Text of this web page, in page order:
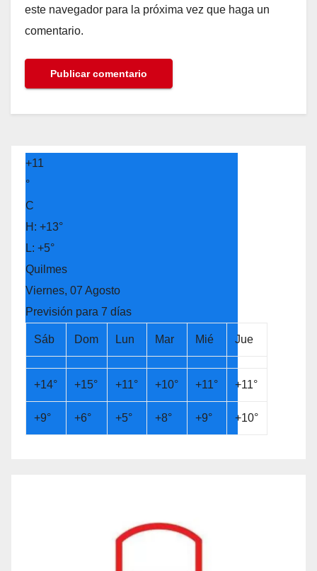
este navegador para la próxima vez que haga un
comentario.
+11
°
C
H: +13°
L: +5°
Quilmes
Viernes, 07 Agosto
Previsión para 7 días
Sáb Dom Lun Mar Mié Jue
+14° +15° +11° +10° +11° +11°
+9° +6° +5° +8° +9° +10°